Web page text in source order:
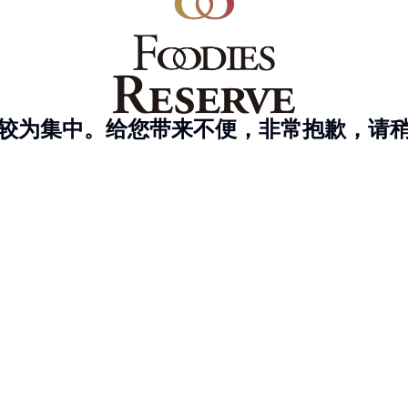
为集中。给您带来不便，非常抱歉，请稍